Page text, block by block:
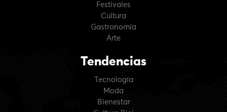
Festivales
Cultura
Gastronomía
Arte
Tendencias
Tecnología
Moda
Bienestar